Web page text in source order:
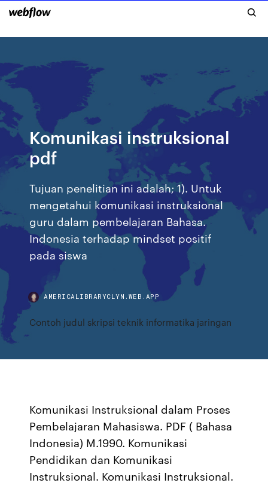
Komunikasi instruksional
pdf
Tujuan penelitian ini adalah; 1). Untuk
mengetahui komunikasi instruksional
guru dalam pembelajaran Bahasa.
Indonesia terhadap mindset positif
pada siswa
AMERICALIBRARYCLYN.WEB.APP
Contoh judul skripsi teknik informatika jaringan
Komunikasi Instruksional dalam Proses
Pembelajaran Mahasiswa. PDF ( Bahasa
Indonesia) M.1990. Komunikasi
Pendidikan dan Komunikasi
Instruksional. Komunikasi Instruksional.